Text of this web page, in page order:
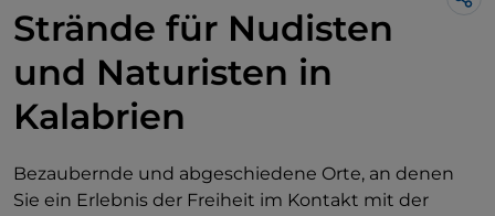
Strände für Nudisten
und Naturisten in
Kalabrien
Bezaubernde und abgeschiedene Orte, an denen
Sie ein Erlebnis der Freiheit im Kontakt mit der